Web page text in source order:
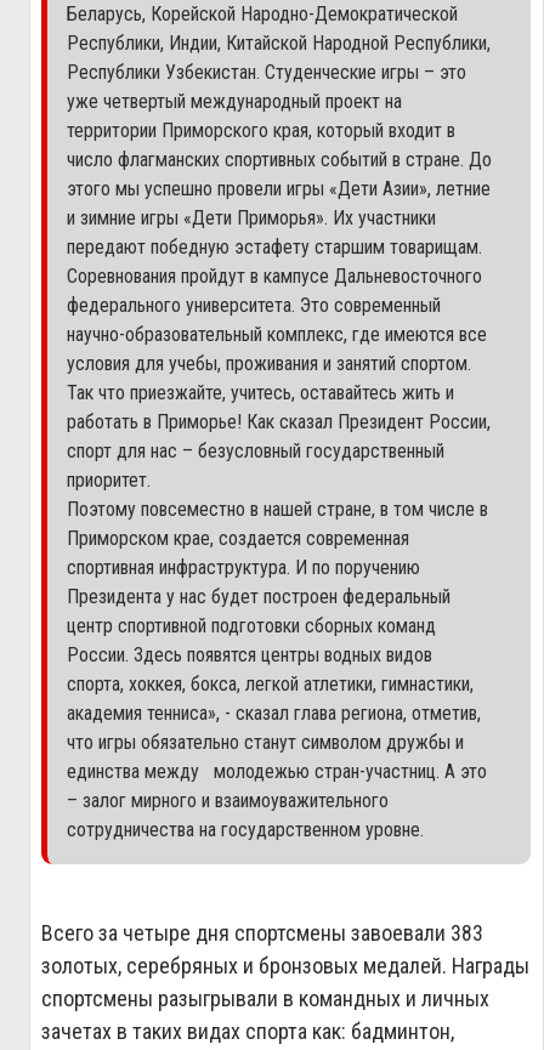
Беларусь, Корейской Народно-Демократической
Республики, Индии, Китайской Народной Республики,
Республики Узбекистан. Студенческие игры – это
уже четвертый международный проект на
территории Приморского края, который входит в
число флагманских спортивных событий в стране. До
этого мы успешно провели игры «Дети Азии», летние
и зимние игры «Дети Приморья». Их участники
передают победную эстафету старшим товарищам.
Соревнования пройдут в кампусе Дальневосточного
федерального университета. Это современный
научно-образовательный комплекс, где имеются все
условия для учебы, проживания и занятий спортом.
Так что приезжайте, учитесь, оставайтесь жить и
работать в Приморье! Как сказал Президент России,
спорт для нас – безусловный государственный
приоритет.
Поэтому повсеместно в нашей стране, в том числе в
Приморском крае, создается современная
спортивная инфраструктура. И по поручению
Президента у нас будет построен федеральный
центр спортивной подготовки сборных команд
России. Здесь появятся центры водных видов
спорта, хоккея, бокса, легкой атлетики, гимнастики,
академия тенниса», - сказал глава региона, отметив,
что игры обязательно станут символом дружбы и
единства между молодежью стран-участниц. А это
– залог мирного и взаимоуважительного
сотрудничества на государственном уровне.
Всего за четыре дня спортсмены завоевали 383
золотых, серебряных и бронзовых медалей. Награды
спортсмены разыгрывали в командных и личных
зачетах в таких видах спорта как: бадминтон,